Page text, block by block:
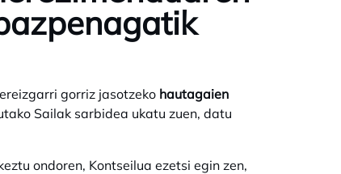
gorriz jasotzeko hautagaien
Sailak sarbidea ukatu zuen, datu
ondoren, Kontseilua ezetsi egin zen,